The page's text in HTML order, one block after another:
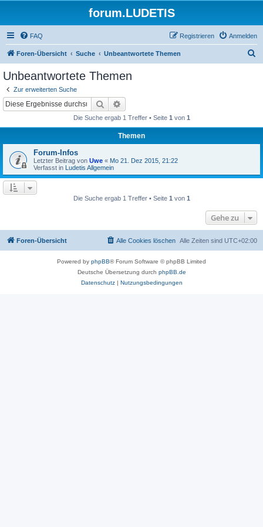
forum.LUDETIS
FAQ Anmelden
Registrieren
Foren-Übersicht Suche Unbeantwortete Themen
Unbeantwortete Themen
Zur erweiterten Suche
Suche
Die Suche ergab 1 Treffer • Seite 1 von 1
Themen
Forum-Infos
Letzter Beitrag von Uwe « Mo 21. Dez 2015, 21:22
Verfasst in Ludetis Allgemein
Die Suche ergab 1 Treffer • Seite 1 von 1
Gehe zu
Foren-Übersicht Alle Zeiten sind UTC+02:00
Alle Cookies löschen
Powered by phpBB® Forum Software © phpBB Limited
Deutsche Übersetzung durch phpBB.de
Datenschutz| Nutzungsbedingungen